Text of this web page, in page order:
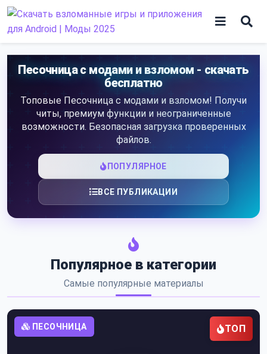
Skip
content
Игры
Песочница с модами и взломом - скачать
бесплатно
Топовые Песочница с модами и взломом! Получи
читы, премиум функции и неограниченные
возможности. Безопасная загрузка проверенных
файлов.
ПОПУЛЯРНОЕ
ВСЕ ПУБЛИКАЦИИ
Популярное в категории
Самые популярные материалы
ПЕСОЧНИЦА ТОП